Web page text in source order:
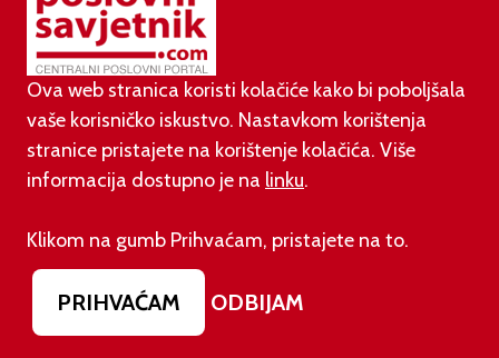
AKTUALNO
Pripremite se za velike promjene: Od siječnja 2027.
gasi se opcija na Gmailu koju koriste milijuni
Ova web stranica koristi kolačiće kako bi poboljšala
vaše korisničko iskustvo. Nastavkom korištenja
stranice pristajete na korištenje kolačića. Više
informacija dostupno je na linku.
Klikom na gumb Prihvaćam, pristajete na to.
PRIHVAĆAM ODBIJAM